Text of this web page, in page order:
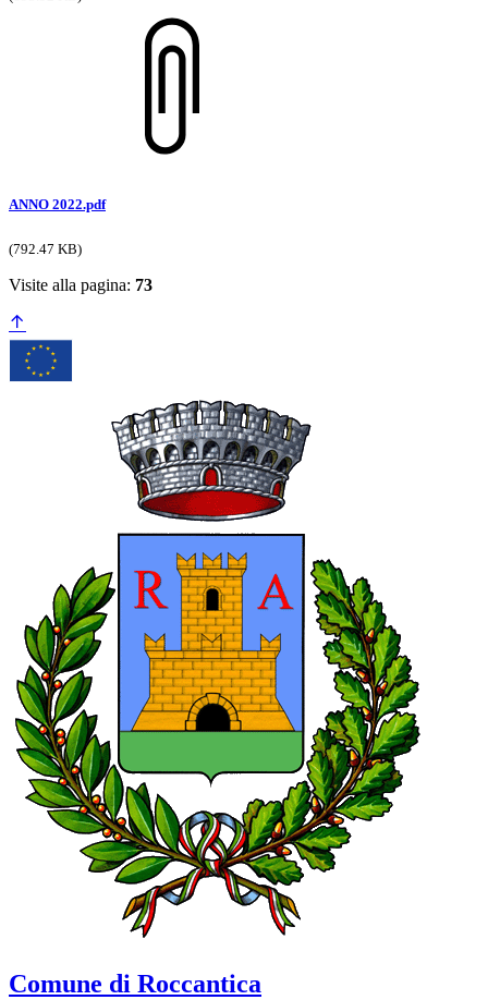
ANNO 2022.pdf
(792.47 KB)
Visite alla pagina: 73
Comune di Roccantica